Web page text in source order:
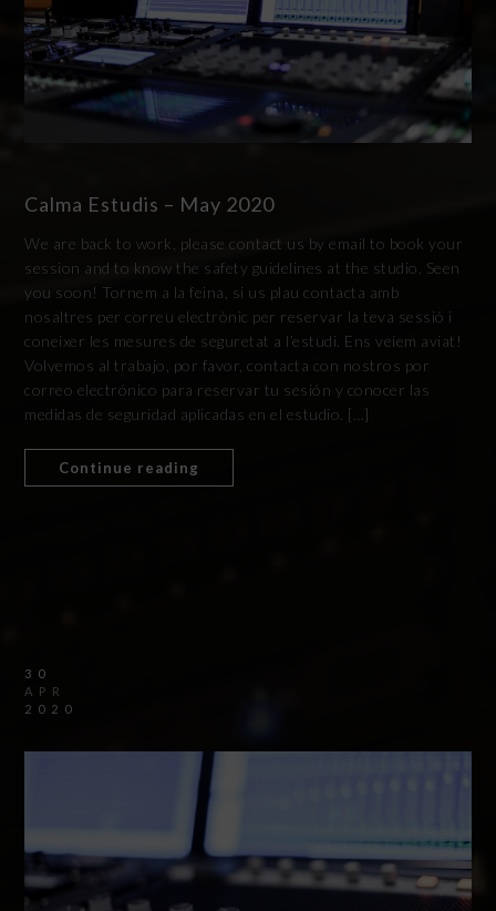
Calma Estudis – May 2020
We are back to work, please contact us by email to book your
session and to know the safety guidelines at the studio. Seen
you soon! Tornem a la feina, si us plau contacta amb
nosaltres per correu electrònic per reservar la teva sessió i
coneixer les mesures de seguretat a l’estudi. Ens veiem aviat!
Volvemos al trabajo, por favor, contacta con nostros por
correo electrónico para reservar tu sesión y conocer las
medidas de seguridad aplicadas en el estudio. […]
Continue reading
30
APR
2020